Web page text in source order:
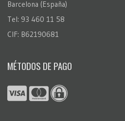
Barcelona (España)
Tel: 93 460 11 58
CIF: B62190681
MÉTODOS DE PAGO